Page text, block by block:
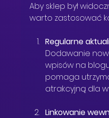
Aby sklep był
warto zastosować
Regularne
Dodawanie
wpisów na
pomaga
atrakcyjną dla
Linkowanie